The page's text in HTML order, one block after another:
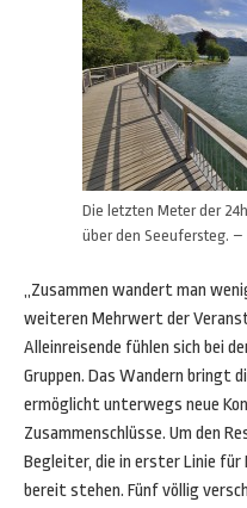
Die letzten Meter der
über den Seeufersteg. –
„Zusammen wandert man
weiteren Mehrwert der
Alleinreisende fühlen sich bei
Gruppen. Das Wandern bringt
ermöglicht unterwegs neue
Zusammenschlüsse. Um den
Begleiter, die in erster Linie
bereit stehen. Fünf völlig